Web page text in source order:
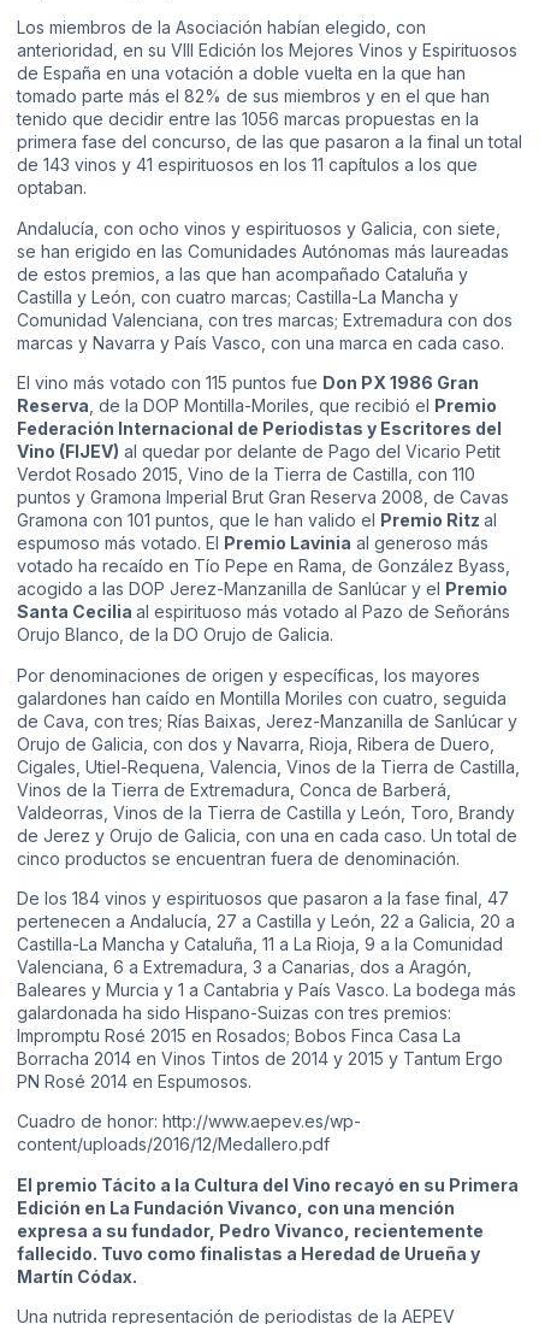
Los miembros de la Asociación habían elegido, con
anterioridad, en su VIII Edición los Mejores Vinos y Espirituosos
de España en una votación a doble vuelta en la que han
tomado parte más el 82% de sus miembros y en el que han
tenido que decidir entre las 1056 marcas propuestas en la
primera fase del concurso, de las que pasaron a la final un total
de 143 vinos y 41 espirituosos en los 11 capítulos a los que
optaban.
Andalucía, con ocho vinos y espirituosos y Galicia, con siete,
se han erigido en las Comunidades Autónomas más laureadas
de estos premios, a las que han acompañado Cataluña y
Castilla y León, con cuatro marcas; Castilla-La Mancha y
Comunidad Valenciana, con tres marcas; Extremadura con dos
marcas y Navarra y País Vasco, con una marca en cada caso.
El vino más votado con 115 puntos fue Don PX 1986 Gran
Reserva , de la DOP Montilla-Moriles, que recibió el Premio
Federación Internacional de Periodistas y Escritores del
Vino (FIJEV) al quedar por delante de Pago del Vicario Petit
Verdot Rosado 2015, Vino de la Tierra de Castilla, con 110
puntos y Gramona Imperial Brut Gran Reserva 2008, de Cavas
Gramona con 101 puntos, que le han valido el Premio Ritz al
espumoso más votado. El Premio Lavinia al generoso más
votado ha recaído en Tío Pepe en Rama, de González Byass,
acogido a las DOP Jerez-Manzanilla de Sanlúcar y el Premio
Santa Cecilia al espirituoso más votado al Pazo de Señoráns
Orujo Blanco, de la DO Orujo de Galicia.
Por denominaciones de origen y específicas, los mayores
galardones han caído en Montilla Moriles con cuatro, seguida
de Cava, con tres; Rías Baixas, Jerez-Manzanilla de Sanlúcar y
Orujo de Galicia, con dos y Navarra, Rioja, Ribera de Duero,
Cigales, Utiel-Requena, Valencia, Vinos de la Tierra de Castilla,
Vinos de la Tierra de Extremadura, Conca de Barberá,
Valdeorras, Vinos de la Tierra de Castilla y León, Toro, Brandy
de Jerez y Orujo de Galicia, con una en cada caso. Un total de
cinco productos se encuentran fuera de denominación.
De los 184 vinos y espirituosos que pasaron a la fase final, 47
pertenecen a Andalucía, 27 a Castilla y León, 22 a Galicia, 20 a
Castilla-La Mancha y Cataluña, 11 a La Rioja, 9 a la Comunidad
Valenciana, 6 a Extremadura, 3 a Canarias, dos a Aragón,
Baleares y Murcia y 1 a Cantabria y País Vasco. La bodega más
galardonada ha sido Hispano-Suizas con tres premios:
Impromptu Rosé 2015 en Rosados; Bobos Finca Casa La
Borracha 2014 en Vinos Tintos de 2014 y 2015 y Tantum Ergo
PN Rosé 2014 en Espumosos.
Cuadro de honor: http://www.aepev.es/wp-
content/uploads/2016/12/Medallero.pdf
El premio Tácito a la Cultura del Vino recayó en su Primera
Edición en La Fundación Vivanco, con una mención
expresa a su fundador, Pedro Vivanco, recientemente
fallecido. Tuvo como finalistas a Heredad de Urueña y
Martín Códax.
Una nutrida representación de periodistas de la AEPEV